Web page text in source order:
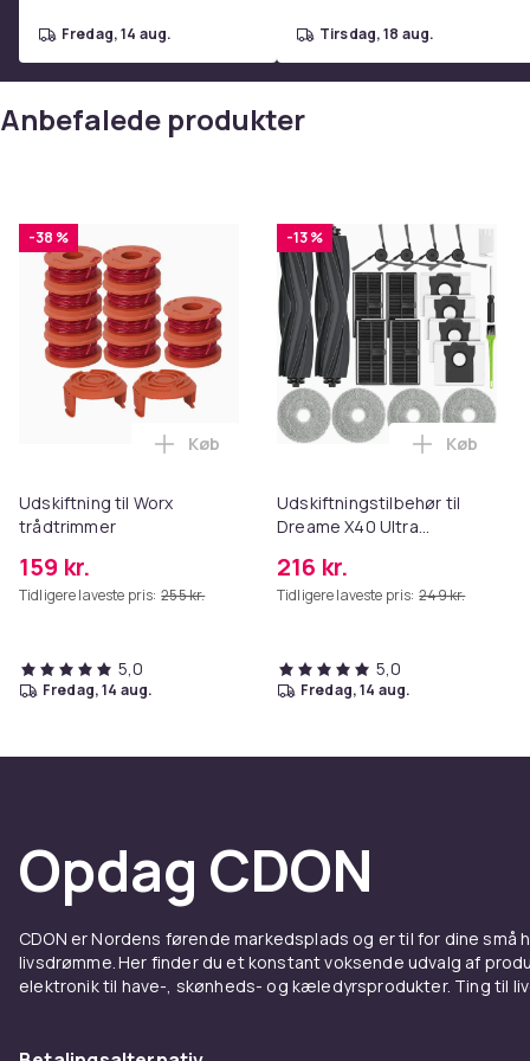
fredag, 14 aug. tirsdag, 18 aug.
Anbefalede produkter
-38 %
Udskiftning til Worx
trådtrimmer
159 kr.
Tidligere laveste pris: 255 kr.
Læg Udskiftning til Worx trådtrimmer i
Køb
5,0
fredag, 14 aug.
-13 %
Udskiftningstilbehør til
Dreame X40 Ultra
216 kr.
Tidligere laveste pris: 249 kr.
Læg
Køb
5,0
fredag, 14 aug.
Opdag CDON
CDON er Nordens førende markedsplads og er til for dine
livsdrømme. Her finder du et konstant voksende udvalg af
elektronik til have-, skønheds- og kæledyrsprodukter. Ting til